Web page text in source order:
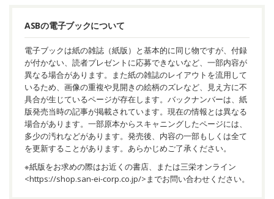
ASBの電子ブックについて
電子ブックは紙の雑誌（紙版）と基本的に同じ物ですが、付録
が付かない、読者プレゼントに応募できないなど、一部内容が
異なる場合があります。また紙の雑誌のレイアウトを流用して
いるため、画像の重複や見開きの絵柄のズレなど、見え方に不
具合が生じているページが存在します。バックナンバーは、紙
版発売当時の記事が掲載されています。現在の情報とは異なる
場合があります。一部原本からスキャニングしたページには、
多少の汚れなどがあります。発売後、内容の一部もしくは全て
を更新することがあります。あらかじめご了承ください。
※紙版をお求めの際はお近くの書店、または三栄オンライン
<https://shop.san-ei-corp.co.jp/>までお問い合わせください。